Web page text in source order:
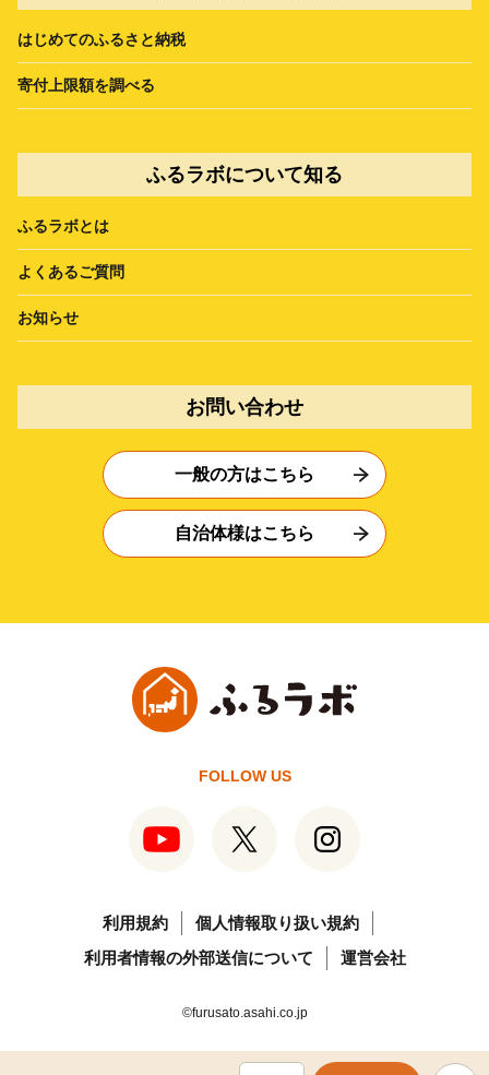
はじめてのふるさと納税
寄付上限額を調べる
ふるラボについて知る
ふるラボとは
よくあるご質問
お知らせ
お問い合わせ
一般の方はこちら
自治体様はこちら
FOLLOW US
利用規約
個人情報取り扱い規約
利用者情報の外部送信について
運営会社
©furusato.asahi.co.jp